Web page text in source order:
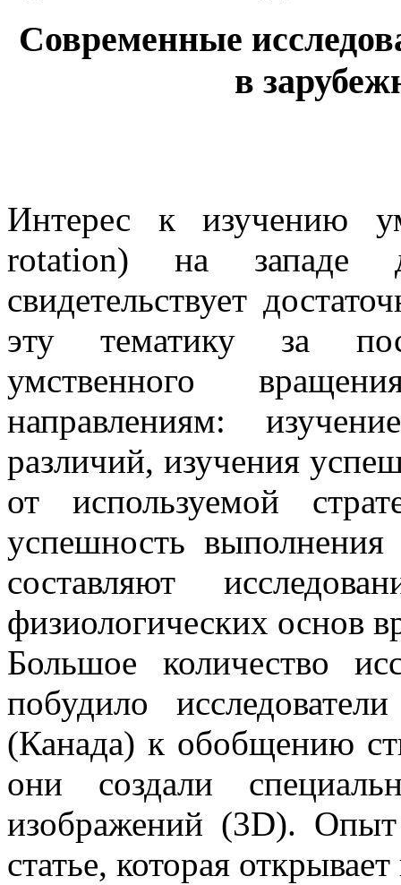
Современные
в
Интерес к изучению
rotation) на западе
свидетельствует
эту тематику за
умственного
направлениям:
различий, изучения
от используемой
успешность
составляют
физиологических основ
Большое количество
побудило
(Канада) к обобщению
они создали
изображений (3D).
статье, которая